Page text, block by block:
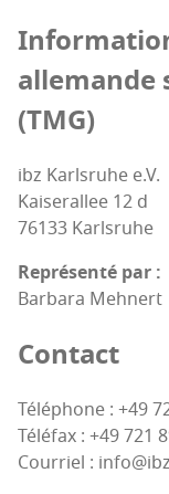
alle­mande
(TMG)
ibz Karls­ruhe e.V.
Kai­se­ral­lee 12 d
76133 Karls­ruhe
Repré­sen­té par :
Bar­ba­ra Mehnert
Contact
Télé­phone : +49
Télé­fax : +49 721
Cour­riel :